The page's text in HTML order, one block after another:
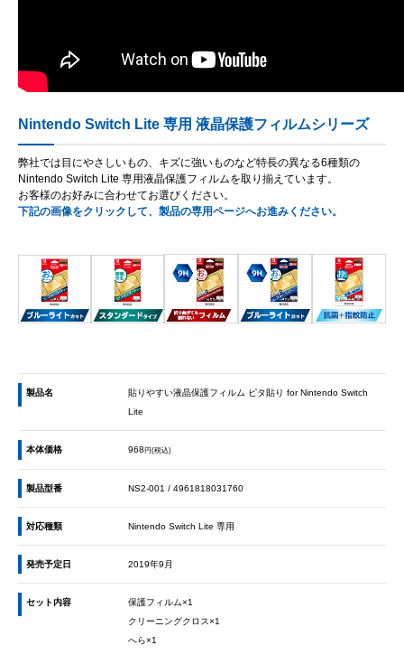
Nintendo Switch Lite 専用 液晶保護フィルムシリーズ
弊社では目にやさしいもの、キズに強いものなど特長の異なる6種類の
Nintendo Switch Lite 専用液晶保護フィルムを取り揃えています。
お客様のお好みに合わせてお選びください。
下記の画像をクリックして、製品の専用ページへお進みください。
製品名
貼りやすい液晶保護フィルム ピタ貼り for Nintendo Switch
Lite
本体価格 968円(税込)
製品型番 NS2-001 / 4961818031760
対応種類 Nintendo Switch Lite 専用
発売予定日 2019年9月
セット内容
保護フィルム×1
クリーニングクロス×1
へら×1